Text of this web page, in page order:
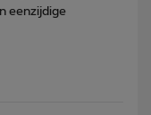
eenzijdige